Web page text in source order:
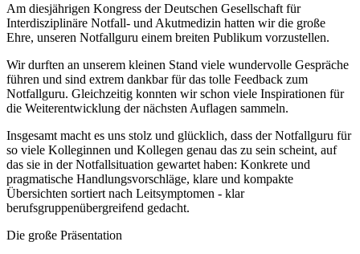
Am diesjährigen Kongress der Deutschen Gesellschaft für
Interdisziplinäre Notfall- und Akutmedizin hatten wir die große
Ehre, unseren Notfallguru einem breiten Publikum vorzustellen.
Wir durften an unserem kleinen Stand viele wundervolle Gespräche
führen und sind extrem dankbar für das tolle Feedback zum
Notfallguru. Gleichzeitig konnten wir schon viele Inspirationen für
die Weiterentwicklung der nächsten Auflagen sammeln.
Insgesamt macht es uns stolz und glücklich, dass der Notfallguru für
so viele Kolleginnen und Kollegen genau das zu sein scheint, auf
das sie in der Notfallsituation gewartet haben: Konkrete und
pragmatische Handlungsvorschläge, klare und kompakte
Übersichten sortiert nach Leitsymptomen - klar
berufsgruppenübergreifend gedacht.
Die große Präsentation